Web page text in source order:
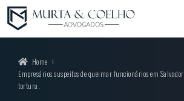
Home
Empresários suspeitos de queimar funcionários em
tortura.